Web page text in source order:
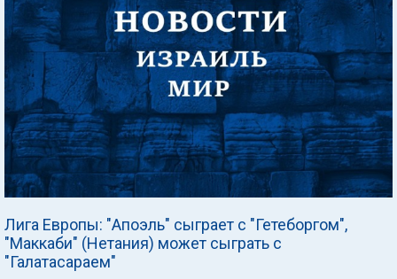
Лига Европы: "Апоэль" сыграет с "Гетеборгом",
"Маккаби" (Нетания) может сыграть с
"Галатасараем"